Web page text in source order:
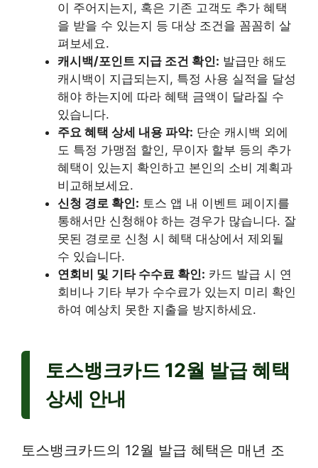
이 주어지는지, 혹은 기존 고객도 추가 혜택
을 받을 수 있는지 등 대상 조건을 꼼꼼히 살
펴보세요.
캐시백/포인트 지급 조건 확인: 발급만 해도
캐시백이 지급되는지, 특정 사용 실적을 달성
해야 하는지에 따라 혜택 금액이 달라질 수
있습니다.
주요 혜택 상세 내용 파악: 단순 캐시백 외에
도 특정 가맹점 할인, 무이자 할부 등의 추가
혜택이 있는지 확인하고 본인의 소비 계획과
비교해보세요.
신청 경로 확인: 토스 앱 내 이벤트 페이지를
통해서만 신청해야 하는 경우가 많습니다. 잘
못된 경로로 신청 시 혜택 대상에서 제외될
수 있습니다.
연회비 및 기타 수수료 확인: 카드 발급 시 연
회비나 기타 부가 수수료가 있는지 미리 확인
하여 예상치 못한 지출을 방지하세요.
토스뱅크카드 12월 발급 혜택
상세 안내
토스뱅크카드의 12월 발급 혜택은 매년 조